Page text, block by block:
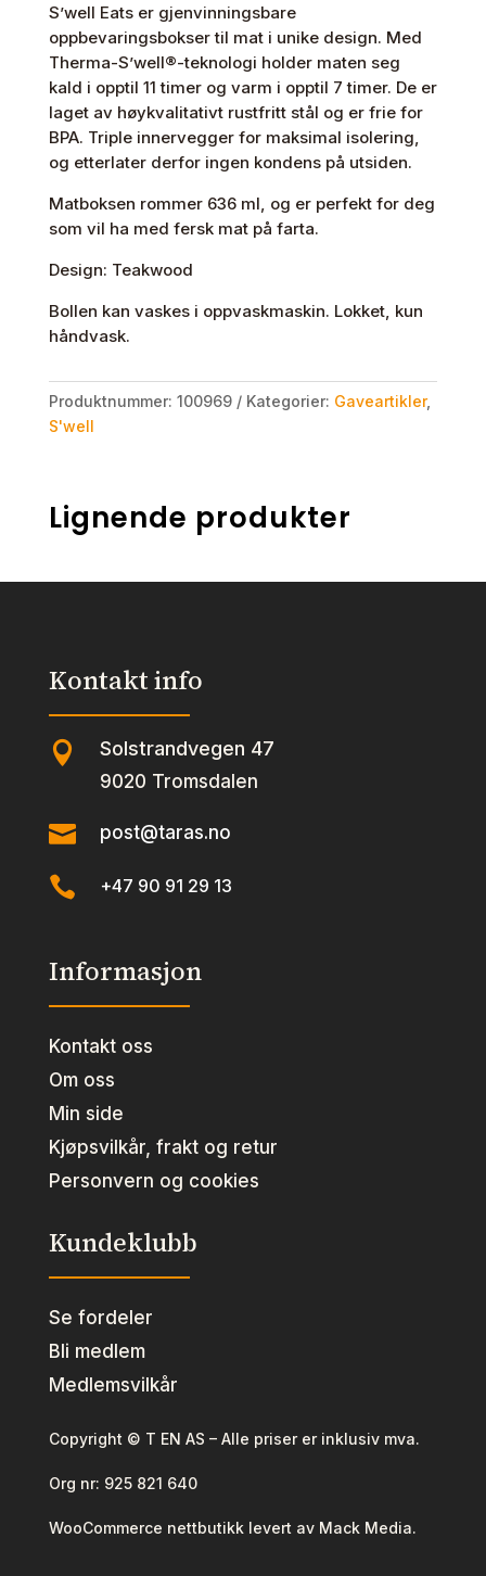
S’well Eats er gjenvinningsbare
oppbevaringsbokser til mat i unike design. Med
Therma-S’well®-teknologi holder maten seg
kald i opptil 11 timer og varm i opptil 7 timer. De er
laget av høykvalitativt rustfritt stål og er frie for
BPA. Triple innervegger for maksimal isolering,
og etterlater derfor ingen kondens på utsiden.
Matboksen rommer 636 ml, og er perfekt for deg
som vil ha med fersk mat på farta.
Design: Teakwood
Bollen kan vaskes i oppvaskmaskin. Lokket, kun
håndvask.
Produktnummer: 100969 Kategorier: Gaveartikler,
S'well
Lignende produkter
Kontakt info
 Solstrandvegen 47
9020 Tromsdalen
 post@taras.no
 +47 90 91 29 13
Informasjon
Kontakt oss
Om oss
Min side
Kjøpsvilkår, frakt og retur
Personvern og cookies
Kundeklubb
Se fordeler
Bli medlem
Medlemsvilkår
Copyright © T EN AS – Alle priser er inklusiv mva.
Org nr: 925 821 640
WooCommerce nettbutikk levert av Mack Media.